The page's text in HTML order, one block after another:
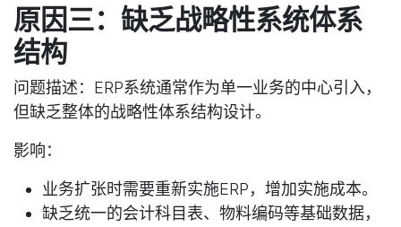
原因三：缺乏战略性系统体系
结构
问题描述：ERP系统通常作为单一业务的中心引入，
但缺乏整体的战略性体系结构设计。
影响：
业务扩张时需要重新实施ERP，增加实施成本。
缺乏统一的会计科目表、物料编码等基础数据，